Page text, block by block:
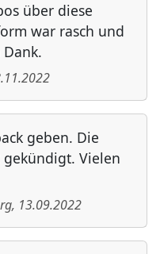
über diese
war rasch und
geben. Die
Vielen
, 13.09.2022